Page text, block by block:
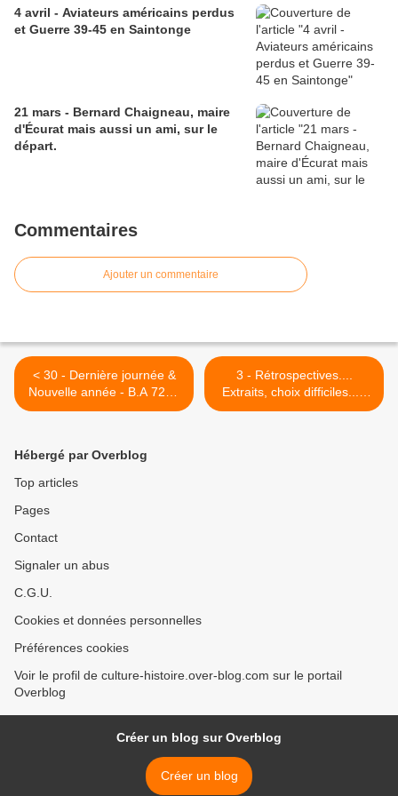
4 avril - Aviateurs américains perdus
et Guerre 39-45 en Saintonge
21 mars - Bernard Chaigneau, maire
d'Écurat mais aussi un ami, sur le
départ.
Commentaires
Ajouter un commentaire
< 30 - Dernière journée &
Nouvelle année - B.A 722 :
Dominique Demulier en
corrida : Saintes
3 - Rétrospectives....
Extraits, choix difficiles... -
Photos du jour >
Hébergé par Overblog
Top articles
Pages
Contact
Signaler un abus
C.G.U.
Cookies et données personnelles
Préférences cookies
Voir le profil de culture-histoire.over-blog.com sur le portail
Overblog
Créer un blog sur Overblog
Créer un blog